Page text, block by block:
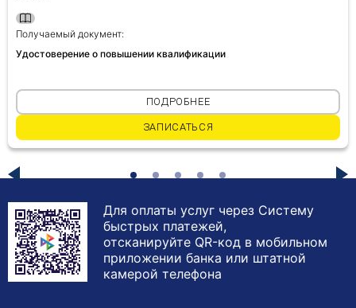
Получаемый документ:
Удостоверение о повышении квалификации
ПОДРОБНЕЕ
ЗАПИСАТЬСЯ
Для оплаты услуг через Систему
быстрых платежей,
отсканируйте QR-код в мобильном
приложении банка или штатной
камерой телефона